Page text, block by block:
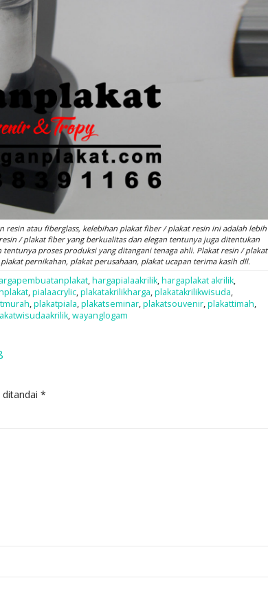
resin atau fiberglass, kelebihan plakat fiber / plakat resin ini adalah lebih
/ plakat fiber yang berkualitas dan elegan tentunya juga ditentukan
proses produksi yang ditangani tenaga ahli. Plakat resin / plakat
pernikahan, plakat perusahaan, plakat ucapan terima kasih dll.
,hargapialaakrilik,hargaplakat akrilik,
,pialaacrylic,plakatakrilikharga,plakatakrilikwisuda,
,plakatpiala,plakatseminar,plakatsouvenir,plakattimah,
,wayanglogam
ditandai *